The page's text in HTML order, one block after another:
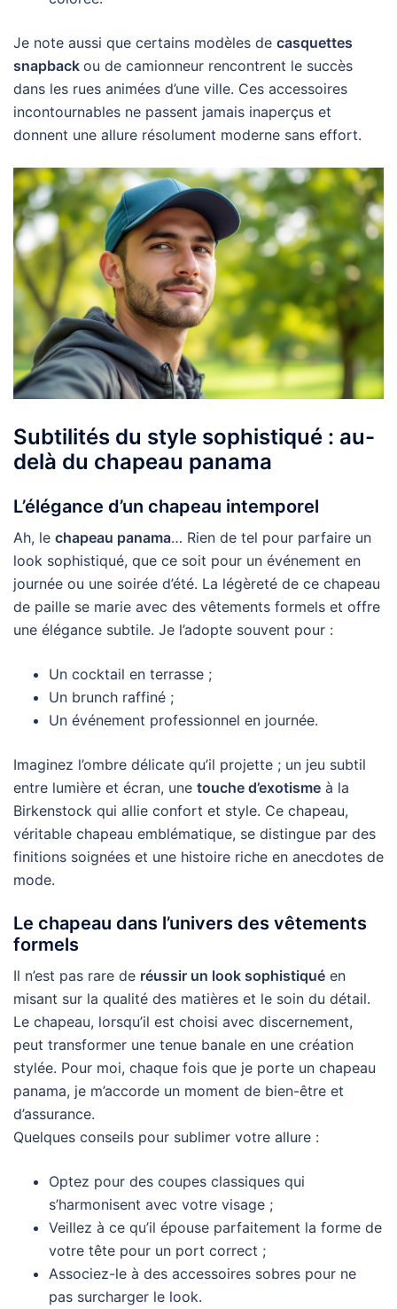
Je note aussi que certains modèles de casquettes
snapback ou de camionneur rencontrent le succès
dans les rues animées d’une ville. Ces accessoires
incontournables ne passent jamais inaperçus et
donnent une allure résolument moderne sans effort.
Subtilités du style sophistiqué : au-
delà du chapeau panama
L’élégance d’un chapeau intemporel
Ah, le chapeau panama… Rien de tel pour parfaire un
look sophistiqué, que ce soit pour un événement en
journée ou une soirée d’été. La légèreté de ce chapeau
de paille se marie avec des vêtements formels et offre
une élégance subtile. Je l’adopte souvent pour :
Un cocktail en terrasse ;
Un brunch raffiné ;
Un événement professionnel en journée.
Imaginez l’ombre délicate qu’il projette ; un jeu subtil
entre lumière et écran, une touche d’exotisme à la
Birkenstock qui allie confort et style. Ce chapeau,
véritable chapeau emblématique, se distingue par des
finitions soignées et une histoire riche en anecdotes de
mode.
Le chapeau dans l’univers des vêtements
formels
Il n’est pas rare de réussir un look sophistiqué en
misant sur la qualité des matières et le soin du détail.
Le chapeau, lorsqu’il est choisi avec discernement,
peut transformer une tenue banale en une création
stylée. Pour moi, chaque fois que je porte un chapeau
panama, je m’accorde un moment de bien-être et
d’assurance.
Quelques conseils pour sublimer votre allure :
Optez pour des coupes classiques qui
s’harmonisent avec votre visage ;
Veillez à ce qu’il épouse parfaitement la forme de
votre tête pour un port correct ;
Associez-le à des accessoires sobres pour ne
pas surcharger le look.